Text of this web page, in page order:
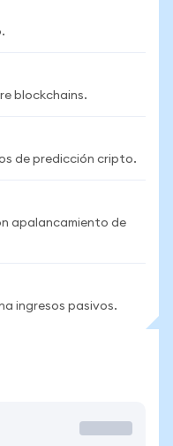
blockchains.
de predicción cripto.
apalancamiento de
ingresos pasivos.